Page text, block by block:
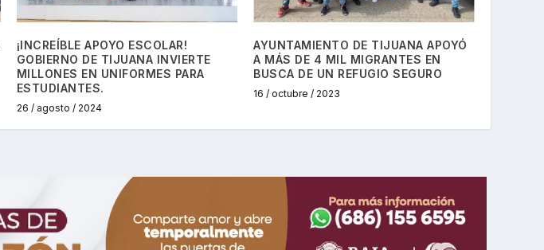
¡INCREÍBLE APOYO ESCOLAR!
GOBIERNO DE TIJUANA INVIERTE
MILLONES EN UNIFORMES PARA
ESTUDIANTES.
26 / agosto / 2024
AYUNTAMIENTO DE TIJUANA APOYÓ
A MÁS DE 4 MIL MIGRANTES EN
BUSCA DE UN REFUGIO SEGURO
16 / octubre / 2023